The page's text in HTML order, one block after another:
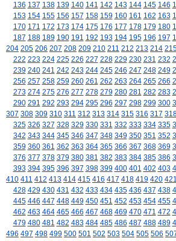
136 137 138 139 140 141 142 143 144 145 146
153 154 155 156 157 158 159 160 161 162 163
170 171 172 173 174 175 176 177 178 179 180
187 188 189 190 191 192 193 194 195 196 197
204 205 206 207 208 209 210 211 212 213 214
222 223 224 225 226 227 228 229 230 231 232
239 240 241 242 243 244 245 246 247 248 249
256 257 258 259 260 261 262 263 264 265 266
273 274 275 276 277 278 279 280 281 282 283
290 291 292 293 294 295 296 297 298 299 300
307 308 309 310 311 312 313 314 315 316 317
325 326 327 328 329 330 331 332 333 334 335
342 343 344 345 346 347 348 349 350 351 352
359 360 361 362 363 364 365 366 367 368 369
376 377 378 379 380 381 382 383 384 385 386
393 394 395 396 397 398 399 400 401 402 403
410 411 412 413 414 415 416 417 418 419 420 421
428 429 430 431 432 433 434 435 436 437 438
445 446 447 448 449 450 451 452 453 454 455
462 463 464 465 466 467 468 469 470 471 472
479 480 481 482 483 484 485 486 487 488 489
496 497 498 499 500 501 502 503 504 505 506